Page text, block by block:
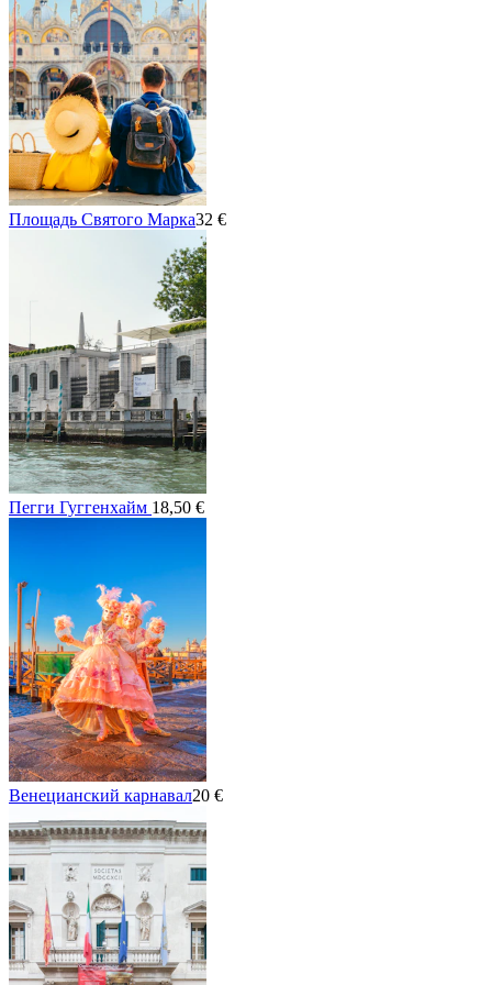
Площадь Святого Марка32 €
Пегги Гуггенхайм 18,50 €
Венецианский карнавал20 €